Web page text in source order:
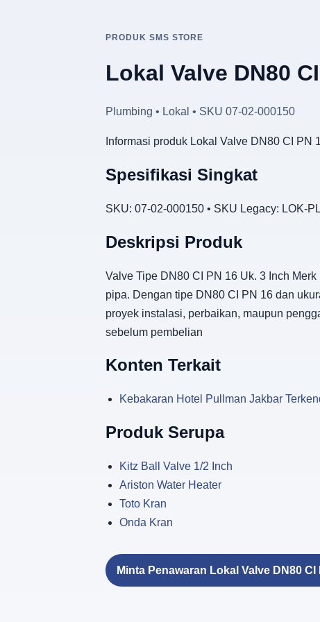
PRODUK SMS STORE
Lokal Valve DN80
Plumbing • Lokal • SKU 07-02-000150
Informasi produk Lokal Valve DN80 CI
Spesifikasi Singkat
SKU: 07-02-000150 • SKU Legacy: LOK-
Deskripsi Produk
Valve Tipe DN80 CI PN 16 Uk. 3 Inch
pipa. Dengan tipe DN80 CI PN 16 dan
proyek instalasi, perbaikan, maupun
sebelum pembelian
Konten Terkait
Kebakaran Hotel Pullman Jakbar
Produk Serupa
Kitz Ball Valve 1/2 Inch
Ariston Water Heater
Toto Kran
Onda Kran
Minta Penawaran Lokal Valve DN80 CI